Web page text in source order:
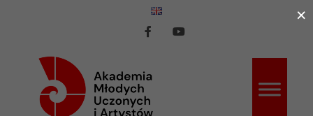
na
Facebook
×